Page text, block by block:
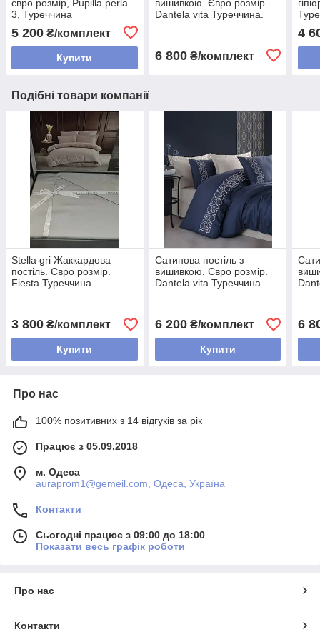
євро розмір, Pupilla perla
3, Туреччина
5 200 ₴/комплект
Купити
вишивкою. Євро розмір.
Dantela vita Туреччина.
6 800₴/комплект
4
Подібні товари компанії
Stella gri Жаккардова
постіль. Євро розмір.
Fiesta Туреччина.
3 800 ₴/комплект
Купити
Сатинова постіль з
вишивкою. Євро розмір.
Dantela vita Туреччина.
6 200₴/комплект
Купити
6
Про нас
100% позитивних з 14 відгуків за рік
Працює з 05.09.2018
м. Одеса
auraprom1@gemeil.com, Одеса, Україна
Контакти
Сьогодні працює з 09:00 до 18:00
Показати весь графік роботи
Про нас
Контакти